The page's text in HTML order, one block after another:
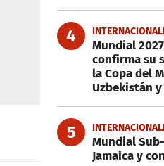
4
Mundial
confirma su
la Copa del
Uzbekistán
5
Mundial
Jamaica y